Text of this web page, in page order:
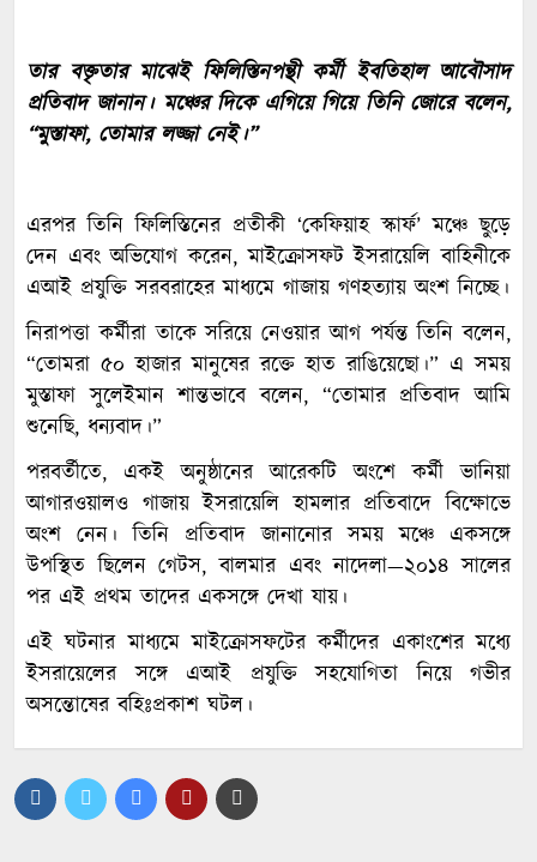
তার বক্তৃতার মাঝেই ফিলিস্তিনপন্থী কর্মী ইবতিহাল আবৌসাদ
প্রতিবাদ জানান। মঞ্চের দিকে এগিয়ে গিয়ে তিনি জোরে বলেন,
“মুস্তাফা, তোমার লজ্জা নেই।”
এরপর তিনি ফিলিস্তিনের প্রতীকী ‘কেফিয়াহ স্কার্ফ’ মঞ্চে ছুড়ে
দেন এবং অভিযোগ করেন, মাইক্রোসফট ইসরায়েলি বাহিনীকে
এআই প্রযুক্তি সরবরাহের মাধ্যমে গাজায় গণহত্যায় অংশ নিচ্ছে।
নিরাপত্তা কর্মীরা তাকে সরিয়ে নেওয়ার আগ পর্যন্ত তিনি বলেন,
“তোমরা ৫০ হাজার মানুষের রক্তে হাত রাঙিয়েছো।” এ সময়
মুস্তাফা সুলেইমান শান্তভাবে বলেন, “তোমার প্রতিবাদ আমি
শুনেছি, ধন্যবাদ।”
পরবর্তীতে, একই অনুষ্ঠানের আরেকটি অংশে কর্মী ভানিয়া
আগারওয়ালও গাজায় ইসরায়েলি হামলার প্রতিবাদে বিক্ষোভে
অংশ নেন। তিনি প্রতিবাদ জানানোর সময় মঞ্চে একসঙ্গে
উপস্থিত ছিলেন গেটস, বালমার এবং নাদেলা—২০১৪ সালের
পর এই প্রথম তাদের একসঙ্গে দেখা যায়।
এই ঘটনার মাধ্যমে মাইক্রোসফটের কর্মীদের একাংশের মধ্যে
ইসরায়েলের সঙ্গে এআই প্রযুক্তি সহযোগিতা নিয়ে গভীর
অসন্তোষের বহিঃপ্রকাশ ঘটল।